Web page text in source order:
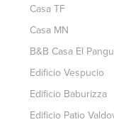
Casa TF
Casa MN
B&B Casa El
Edificio Vespucio
Edificio Baburizza
Edificio Patio